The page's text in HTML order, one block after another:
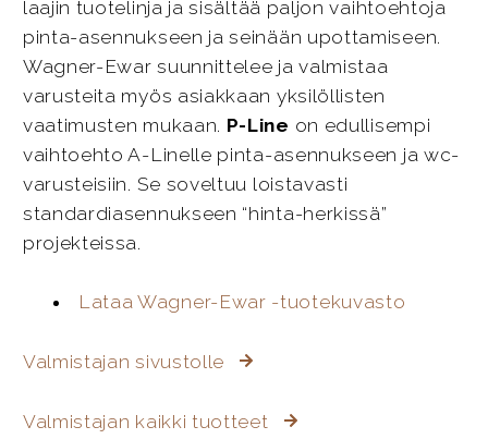
laajin tuotelinja ja sisältää paljon vaihtoehtoja
pinta-asennukseen ja seinään upottamiseen.
Wagner-Ewar suunnittelee ja valmistaa
varusteita myös asiakkaan yksilöllisten
vaatimusten mukaan. P-Line on edullisempi
vaihtoehto A-Linelle pinta-asennukseen ja wc-
varusteisiin. Se soveltuu loistavasti
standardiasennukseen “hinta-herkissä”
projekteissa.
Lataa Wagner-Ewar -tuotekuvasto
Valmistajan sivustolle
Valmistajan kaikki tuotteet